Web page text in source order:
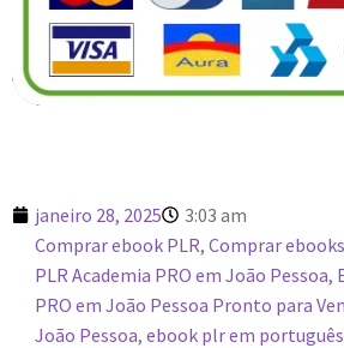
janeiro 28, 2025
3:03 am
Comprar ebook PLR, Comprar
PLR Academia PRO em João Pessoa,
PRO em João Pessoa Pronto para
João Pessoa, ebook plr em português